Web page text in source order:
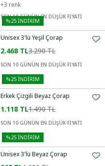
+3 renk
SON 10 GÜNÜN EN DÜŞÜK FİYATI
%25İNDİRİM
Unisex 3'lü Yeşil Çorap
2.468 TL3.290 TL
SON 10 GÜNÜN EN DÜŞÜK FİYATI
%25İNDİRİM
Erkek Çizgili Beyaz Çorap
1.118 TL1.490 TL
SON 10 GÜNÜN EN DÜŞÜK FİYATI
%25İNDİRİM
Unisex 3'lü Beyaz Çorap